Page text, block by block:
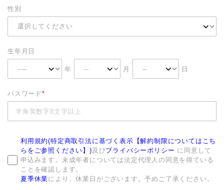
性別
生年月日
年 月 日
パスワード *
利用規約(特定商取引法に基づく表示【解約制限についてはこち
らをご参照ください】)及びプライバシーポリシー に同意して
申込みます。未成年者については法定代理人の同意を得ている
ことを確認します。
夏季休業により、休業日がございます。予めご了承ください。